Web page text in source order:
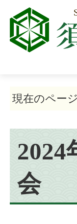
現在のページ
2024
会